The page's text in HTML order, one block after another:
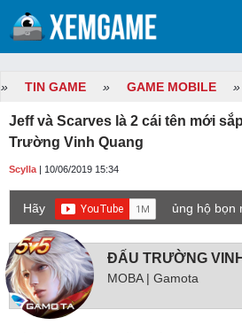
» TIN GAME » GAME MOBILE »
Jeff và Scarves là 2 cái tên mới
Trường Vinh Quang
Scylla | 10/06/2019 15:34
Hãy
ủng hộ bọn
game mới hơn nhé!
ĐẤU TRƯỜNG
MOBA | Gamota